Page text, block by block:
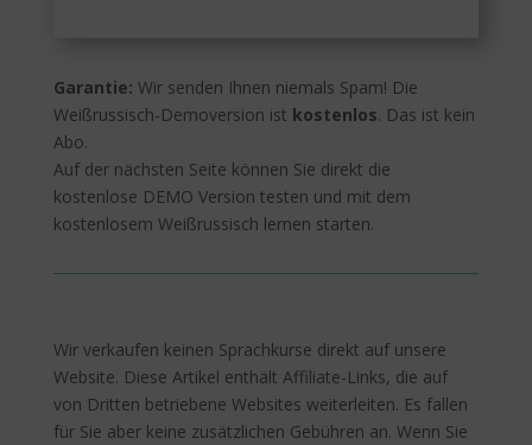
Garantie: Wir senden Ihnen niemals Spam! Die
Weißrussisch-Demoversion ist kostenlos. Das ist kein
Abo.
Auf der nächsten Seite können Sie direkt die
kostenlose DEMO Version testen und mit dem
kostenlosem Weißrussisch lernen starten.
Wir verkaufen keinen Sprachkurse direkt auf unsere
Website. Diese Artikel enthält Affiliate-Links, die auf
von Dritten betriebene Websites weiterleiten. Es fallen
für Sie aber keine zusätzlichen Gebühren an. Wenn Sie